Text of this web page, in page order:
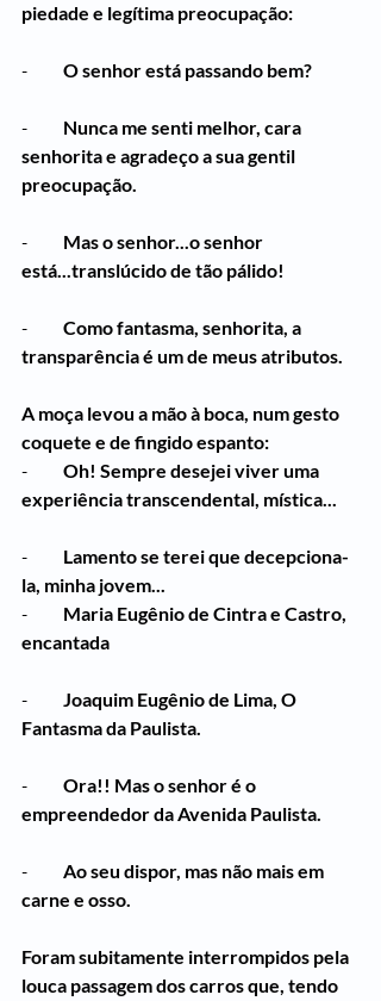
piedade e legítima preocupação:
- O senhor está passando bem?
- Nunca me senti melhor, cara
senhorita e agradeço a sua gentil
preocupação.
- Mas o senhor...o senhor
está...translúcido de tão pálido!
- Como fantasma, senhorita, a
transparência é um de meus atributos.
A moça levou a mão à boca, num gesto
coquete e de fingido espanto:
- Oh! Sempre desejei viver uma
experiência transcendental, mística...
- Lamento se terei que decepciona-
la, minha jovem...
- Maria Eugênio de Cintra e Castro,
encantada
- Joaquim Eugênio de Lima, O
Fantasma da Paulista.
- Ora!! Mas o senhor é o
empreendedor da Avenida Paulista.
- Ao seu dispor, mas não mais em
carne e osso.
Foram subitamente interrompidos pela
louca passagem dos carros que, tendo